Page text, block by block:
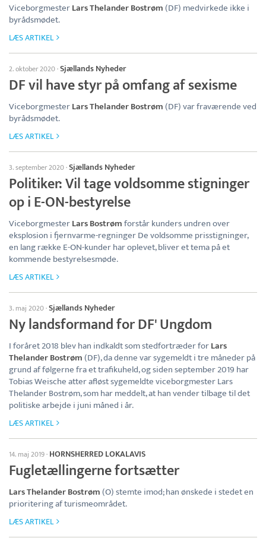
ViceborgmesterLars Thelander Bostrøm(DF) medvirkede ikke i
byrådsmødet.
LÆS ARTIKEL
2. oktober 2020·Sjællands Nyheder
DF vil have styr på omfang af sexisme
ViceborgmesterLars Thelander Bostrøm(DF) var fraværende ved
byrådsmødet.
LÆS ARTIKEL
3. september 2020·Sjællands Nyheder
Politiker: Vil tage voldsomme stigninger
op i E-ON-bestyrelse
ViceborgmesterLars Bostrømforstår kunders undren over
eksplosion i fjernvarme-regninger De voldsomme prisstigninger,
en lang række E-ON-kunder har oplevet, bliver et tema på et
kommende bestyrelsesmøde.
LÆS ARTIKEL
3. maj 2020·Sjællands Nyheder
Ny landsformand for DF' Ungdom
I foråret 2018 blev han indkaldt som stedfortræder forLars
Thelander Bostrøm(DF), da denne var sygemeldt i tre måneder på
grund af følgerne fra et trafikuheld, og siden september 2019 har
Tobias Weische atter afløst sygemeldte viceborgmester Lars
Thelander Bostrøm, som har meddelt, at han vender tilbage til det
politiske arbejde i juni måned i år.
LÆS ARTIKEL
14. maj 2019· HORNSHERRED LOKALAVIS
Fugletællingerne fortsætter
Lars Thelander Bostrøm(O) stemte imod; han ønskede i stedet en
prioritering af turismeområdet.
LÆS ARTIKEL